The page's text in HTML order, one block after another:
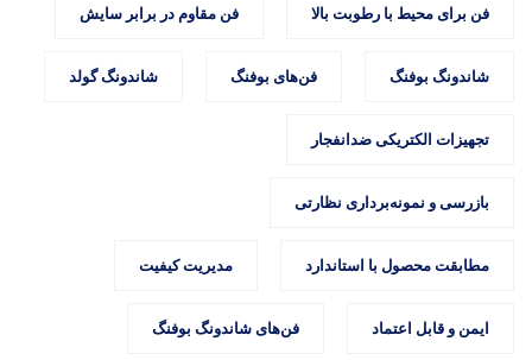
فن برای محیط با رطوبت بالا فن مقاوم در برابر سایش
شاندونگ بوفنگ فن‌های بوفنگ شاندونگ گولد
تجهیزات الکتریکی ضدانفجار
بازرسی و نمونه‌برداری نظارتی
مطابقت محصول با استاندارد مدیریت کیفیت
ایمن و قابل اعتماد فن‌های شاندونگ بوفنگ